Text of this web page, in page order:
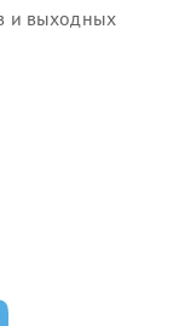
и выходных